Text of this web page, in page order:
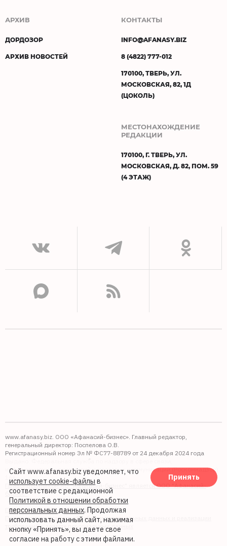
АРХИВ
ДОРДОЗОР
АРХИВ НОВОСТЕЙ
КОНТАКТЫ
INFO@AFANASY.BIZ
8 (4822) 777-012
170100, ТВЕРЬ, УЛ.
МОСКОВСКАЯ, 82, 1Д
(ЦОКОЛЬ)
МЕСТОНАХОЖДЕНИЕ
РЕДАКЦИИ
170100, Г. ТВЕРЬ, УЛ.
МОСКОВСКАЯ, Д. 82, ПОМ. 59
(4 ЭТАЖ)
www.afanasy.biz. ООО «Афанасий-бизнес». Главный редактор,
генеральный директор: Поспелова О.В.
Регистрационный номер Эл № ФС77-88789 от 24 декабря 2024 года
Выдано: Федеральная служба по надзору в сфере связи,
информационных технологий и массовых коммуникаций (Роскомнадзор).
Правопреемником АО "Афанасий-бизнес" является ООО "Афанасий-
бизнес"
Политика обработки файлов cookie
Политика в отношении обработки персональных данных и реализации
требований к защите персональных данных
Сайт www.afanasy.biz уведомляет, что
использует cookie-файлы в
соответствие с редакционной
Политикой в отношении обработки
персональных данных. Продолжая
использовать данный сайт, нажимая
кнопку «Принять», вы даете свое
согласие на работу с этими файлами.
Принять